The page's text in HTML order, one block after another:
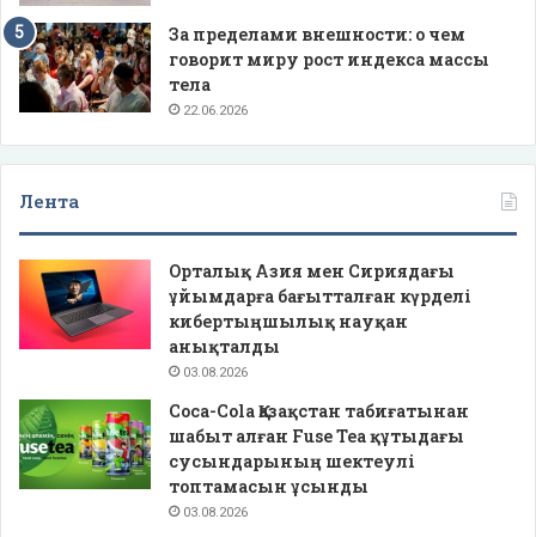
За пределами внешности: о чем
говорит миру рост индекса массы
тела
22.06.2026
Лента
Орталық Азия мен Сириядағы
ұйымдарға бағытталған күрделі
кибертыңшылық науқан
анықталды
03.08.2026
Coca-Cola Қазақстан табиғатынан
шабыт алған Fuse Tea құтыдағы
сусындарының шектеулі
топтамасын ұсынды
03.08.2026